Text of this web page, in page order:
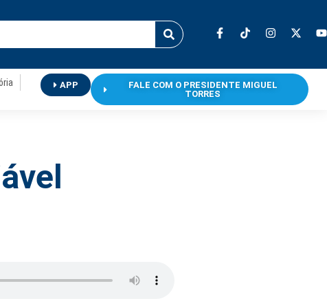
APP
FALE COM O PRESIDENTE MIGUEL
TORRES